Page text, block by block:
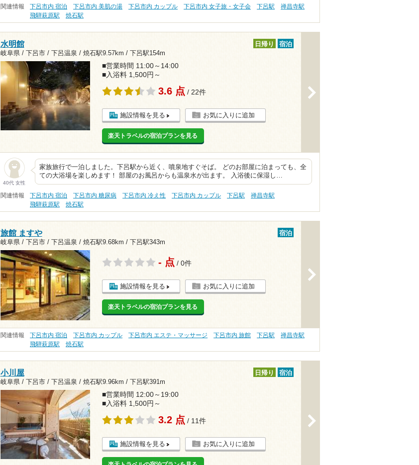
関連情報 下呂市内 宿泊 下呂市内 美肌の湯 下呂市内 カップル 下呂市内 女子旅・女子会 下呂駅
禅昌寺駅
飛騨萩原駅
焼石駅
水明館
岐阜県 / 下呂市 / 下呂温泉 / 焼石駅9.57km / 下呂駅154m
日帰り 宿泊
■営業時間 11:00～14:00
■入浴料 1,500円～
3.6 点 / 22件
施設情報を見る お気に入りに追加
楽天トラベルの宿泊プランを見る
40代 女性
家族旅行で一泊しました。下呂駅から近く、噴泉地すぐそば。 どのお部屋に泊まっても、全
ての大浴場を楽しめます！ 部屋のお風呂からも温泉水が出ます。 入浴後に保湿し…
関連情報 下呂市内 宿泊 下呂市内 糖尿病 下呂市内 冷え性 下呂市内 カップル 下呂駅
禅昌寺駅
飛騨萩原駅
焼石駅
旅館 ますや
岐阜県 / 下呂市 / 下呂温泉 / 焼石駅9.68km / 下呂駅343m
宿泊
- 点 / 0件
施設情報を見る お気に入りに追加
楽天トラベルの宿泊プランを見る
関連情報 下呂市内 宿泊 下呂市内 カップル 下呂市内 エステ・マッサージ 下呂市内 旅館 下呂駅
禅昌寺駅
飛騨萩原駅
焼石駅
小川屋
岐阜県 / 下呂市 / 下呂温泉 / 焼石駅9.96km / 下呂駅391m
日帰り 宿泊
■営業時間 12:00～19:00
■入浴料 1,500円～
3.2 点 / 11件
施設情報を見る お気に入りに追加